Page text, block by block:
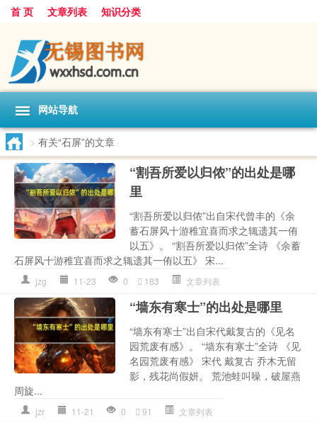
首 页 文章列表 知识分类
网站导航
> 有关“石屏”的文章
“割吾所爱以归侬”的出处是哪
里
“割吾所爱以归侬”出自宋代曾丰的《余
蓄石屏风十游稚宜喜而求之辄遗其一侑
以五》。 “割吾所爱以归侬”全诗 《余蓄
石屏风十游稚宜喜而求之辄遗其一侑以五》 宋...
jzg 11-23 0 183 文章列表
“墙东有寒士”的出处是哪里
“墙东有寒士”出自宋代戴复古的《见名
园荒废有感》。 “墙东有寒士”全诗 《见
名园荒废有感》 宋代 戴复古 乔木无留
影，残花尚假妍。 荒池蛙叫噪，破屋燕
周旋...
jzr 11-21 0 91 文章列表